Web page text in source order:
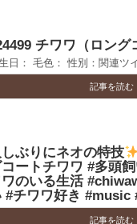
チワワ（ロング
日： 毛色： 性別：関連ツ
記事を読む
ぶりにネオの特技
ートチワワ #多頭
ワのいる生活
#チワワ好き #music
記事を読む